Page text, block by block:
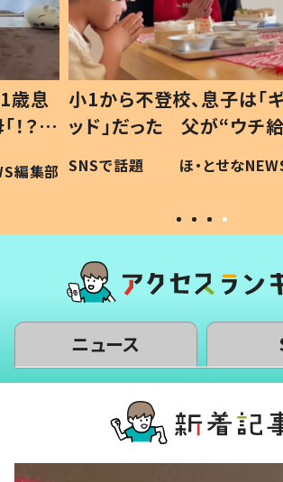
フテ
食”を
編集部
ひ孫にデレデレな80歳じ
が、抱っこすると…ひ孫の
「涙が出ました」「可愛く
い」
ほ・とせな
ニュース